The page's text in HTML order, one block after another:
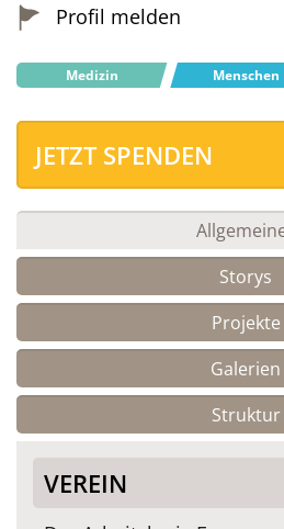
Profil melden
Medizin Menschen
JETZT SPENDEN
Storys
Projekte
Galerien
Struktur
VEREIN